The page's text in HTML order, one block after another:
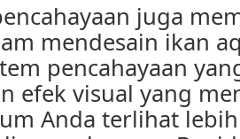
juga
mendesain ikan
pencahayaan
efek visual yang
Anda terlihat